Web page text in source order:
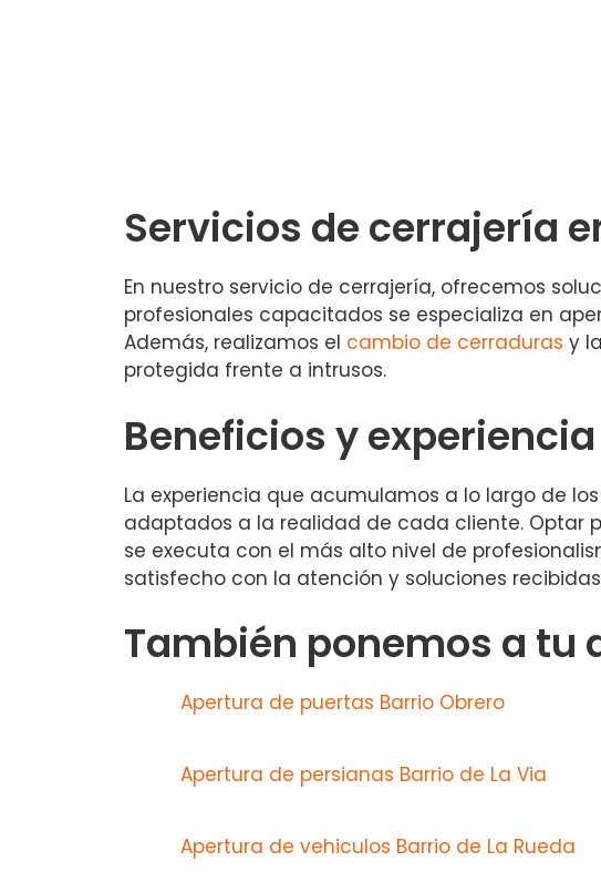
Servicios de cerrajería
En nuestro servicio de cerrajería, ofrecemos
profesionales capacitados se especializa en
Además, realizamos el cambio de cerraduras y
protegida frente a intrusos.
Beneficios y
La experiencia que acumulamos a lo largo de
adaptados a la realidad de cada cliente. Optar
se executa con el más alto nivel de
satisfecho con la atención y soluciones
También ponemos a tu
Apertura de puertas Barrio Obrero
Apertura de persianas Barrio de La Via
Apertura de vehiculos Barrio de La Rueda